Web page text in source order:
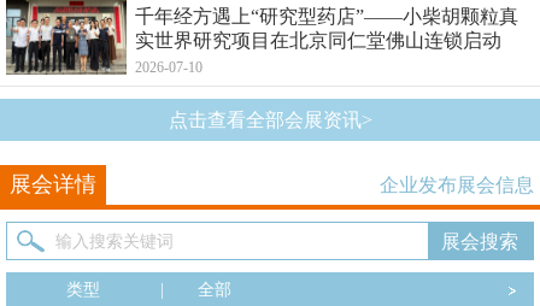
千年经方遇上“研究型药店”——小柴胡颗粒真
实世界研究项目在北京同仁堂佛山连锁启动
2026-07-10
点击查看全部会展资讯>
展会详情 企业发布展会信息
类型
全部